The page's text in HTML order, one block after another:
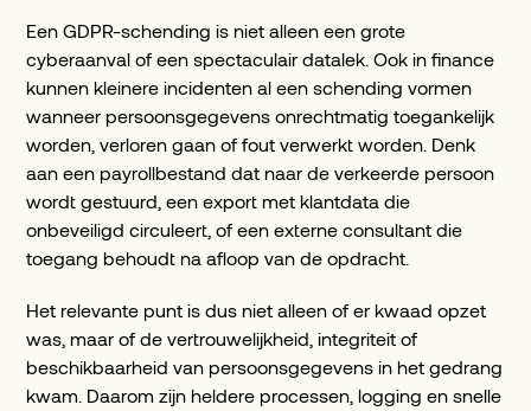
Een GDPR-schending is niet alleen een grote
cyberaanval of een spectaculair datalek. Ook in finance
kunnen kleinere incidenten al een schending vormen
wanneer persoonsgegevens onrechtmatig toegankelijk
worden, verloren gaan of fout verwerkt worden. Denk
aan een payrollbestand dat naar de verkeerde persoon
wordt gestuurd, een export met klantdata die
onbeveiligd circuleert, of een externe consultant die
toegang behoudt na afloop van de opdracht.
Het relevante punt is dus niet alleen of er kwaad opzet
was, maar of de vertrouwelijkheid, integriteit of
beschikbaarheid van persoonsgegevens in het gedrang
kwam. Daarom zijn heldere processen, logging en snelle